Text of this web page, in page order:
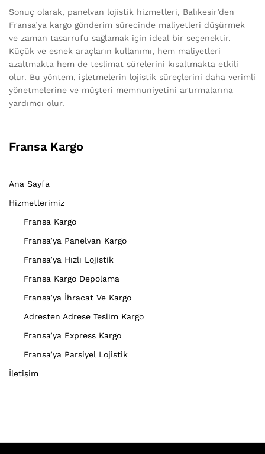
Sonuç olarak, panelvan lojistik hizmetleri, Balıkesir’den
Fransa’ya kargo gönderim sürecinde maliyetleri düşürmek
ve zaman tasarrufu sağlamak için ideal bir seçenektir.
Küçük ve esnek araçların kullanımı, hem maliyetleri
azaltmakta hem de teslimat sürelerini kısaltmakta etkili
olur. Bu yöntem, işletmelerin lojistik süreçlerini daha verimli
yönetmelerine ve müşteri memnuniyetini artırmalarına
yardımcı olur.
Fransa Kargo
Ana Sayfa
Hizmetlerimiz
Fransa Kargo
Fransa’ya Panelvan Kargo
Fransa’ya Hızlı Lojistik
Fransa Kargo Depolama
Fransa’ya İhracat Ve Kargo
Adresten Adrese Teslim Kargo
Fransa’ya Express Kargo
Fransa’ya Parsiyel Lojistik
İletişim